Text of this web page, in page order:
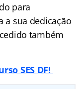
para
a sua dedicação
também
SES DF!